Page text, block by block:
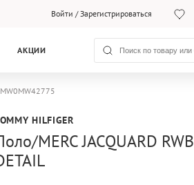
Войти /Зарегистрироваться
АКЦИИ
MW0MW42775
HILFIGER
MERC JACQUARD RWB